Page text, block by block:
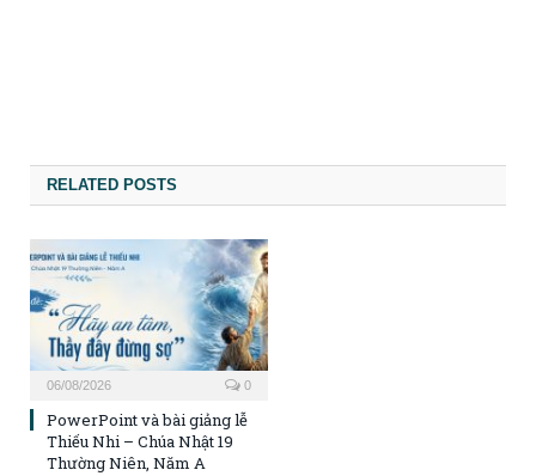
RELATED POSTS
06/08/2026 0
PowerPoint và bài giảng lễ
Thiếu Nhi – Chúa Nhật 19
Thường Niên, Năm A